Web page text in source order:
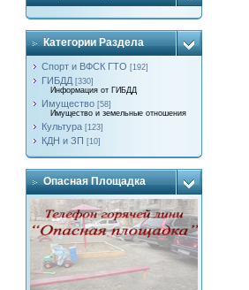
Категории Раздела
Спорт и ВФСК ГТО [192]
ГИБДД [330]
Информация от ГИБДД
Имущество [58]
Имущество и земельные отношения
Культура [123]
КДН и ЗП [10]
Опасная Площадка